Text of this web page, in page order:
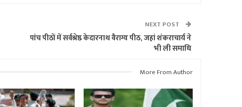
NEXT POST
पांच पीठों में सर्वश्रेष्ठ केदारनाथ वैराग्य पीठ, जहां शंकराचार्य ने
भी ली समाधि
More From Author